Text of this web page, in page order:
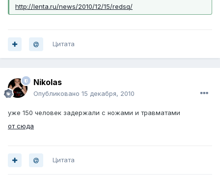
http://lenta.ru/news/2010/12/15/redsq/
Цитата
Nikolas
Опубликовано 15 декабря, 2010
уже 150 человек задержали с ножами и травматами
от сюда
Цитата